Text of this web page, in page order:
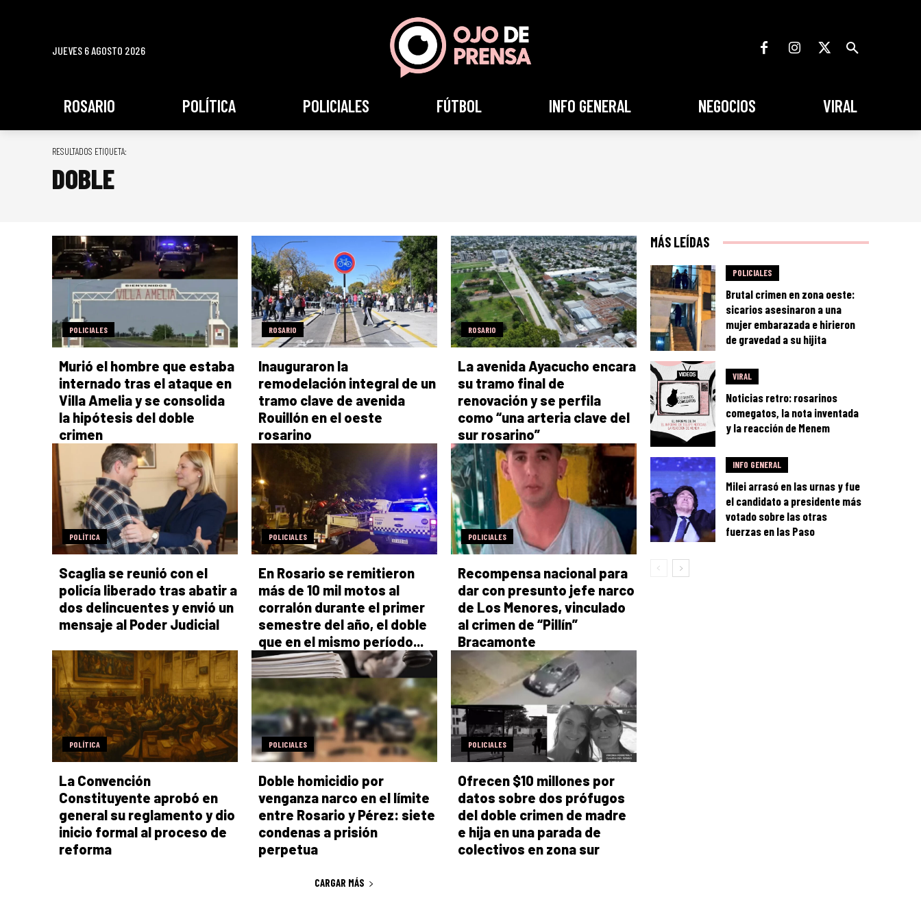
JUEVES 6 AGOSTO 2026
ROSARIO POLÍTICA POLICIALES FÚTBOL INFO GENERAL NEGOCIOS VIRAL
RESULTADOS ETIQUETA:
DOBLE
POLICIALES
Murió el hombre que estaba
internado tras el ataque en
Villa Amelia y se consolida
la hipótesis del doble
crimen
ROSARIO
Inauguraron la
remodelación integral de un
tramo clave de avenida
Rouillón en el oeste
rosarino
ROSARIO
La avenida Ayacucho encara
su tramo final de
renovación y se perfila
como “una arteria clave del
sur rosarino”
POLÍTICA
Scaglia se reunió con el
policía liberado tras abatir a
dos delincuentes y envió un
mensaje al Poder Judicial
POLICIALES
En Rosario se remitieron
más de 10 mil motos al
corralón durante el primer
semestre del año, el doble
que en el mismo período...
POLICIALES
Recompensa nacional para
dar con presunto jefe narco
de Los Menores, vinculado
al crimen de “Pillín”
Bracamonte
POLÍTICA
La Convención
Constituyente aprobó en
general su reglamento y dio
inicio formal al proceso de
reforma
POLICIALES
Doble homicidio por
venganza narco en el límite
entre Rosario y Pérez: siete
condenas a prisión
perpetua
POLICIALES
Ofrecen $10 millones por
datos sobre dos prófugos
del doble crimen de madre
e hija en una parada de
colectivos en zona sur
CARGAR MÁS
MÁS LEÍDAS
POLICIALES
Brutal crimen en zona oeste:
sicarios asesinaron a una
mujer embarazada e hirieron
de gravedad a su hijita
VIRAL
Noticias retro: rosarinos
comegatos, la nota inventada
y la reacción de Menem
INFO GENERAL
Milei arrasó en las urnas y fue
el candidato a presidente más
votado sobre las otras
fuerzas en las Paso